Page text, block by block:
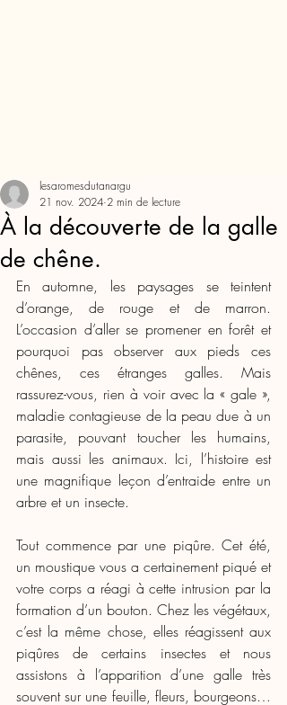
À la découverte de la galle
de chêne.
lesaromesdutanargu
21 nov. 2024 2 min de lecture
En automne, les paysages se teintent
d’orange, de rouge et de marron.
L’occasion d’aller se promener en forêt et
pourquoi pas observer aux pieds ces
chênes, ces étranges galles. Mais
rassurez-vous, rien à voir avec la « gale »,
maladie contagieuse de la peau due à un
parasite, pouvant toucher les humains,
mais aussi les animaux. Ici, l’histoire est
une magnifique leçon d’entraide entre un
arbre et un insecte.
Tout commence par une piqûre. Cet été,
un moustique vous a certainement piqué et
votre corps a réagi à cette intrusion par la
formation d’un bouton. Chez les végétaux,
c’est la même chose, elles réagissent aux
piqûres de certains insectes et nous
assistons à l’apparition d’une galle très
souvent sur une feuille, fleurs, bourgeons…